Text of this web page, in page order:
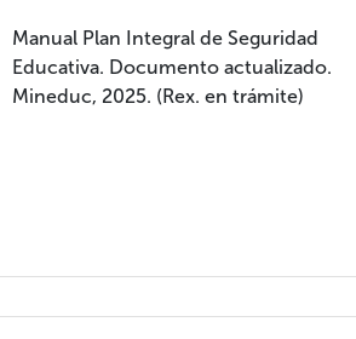
Manual Plan Integral de Seguridad
Educativa. Documento actualizado.
Mineduc, 2025. (Rex. en trámite)